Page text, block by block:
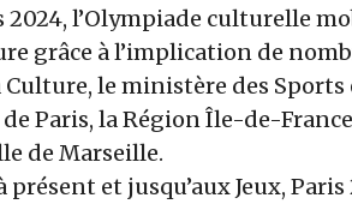
2024, l’Olympiade culturelle
grâce à l’implication de
Culture, le ministère des
Paris, la Région Île-de-
de Marseille.
présent et jusqu’aux Jeux,